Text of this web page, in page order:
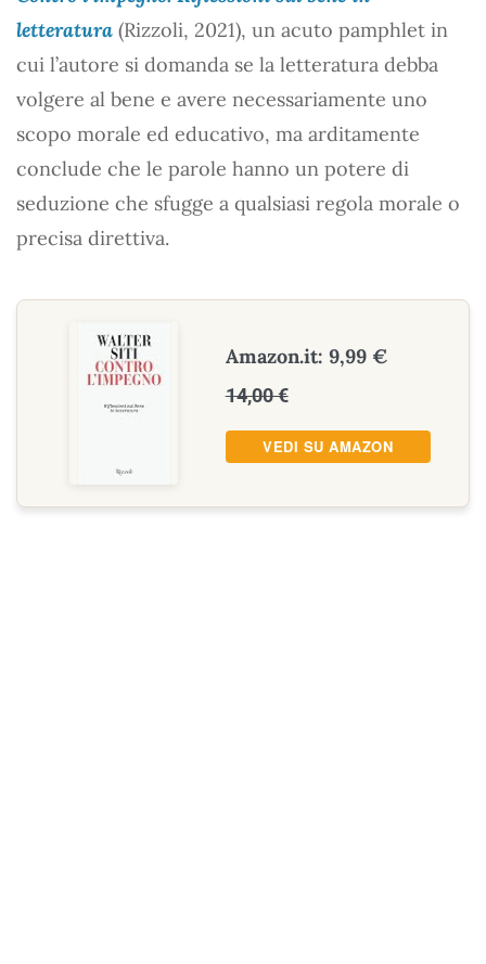
letteratura (Rizzoli, 2021), un acuto pamphlet in
cui l’autore si domanda se la letteratura debba
volgere al bene e avere necessariamente uno
scopo morale ed educativo, ma arditamente
conclude che le parole hanno un potere di
seduzione che sfugge a qualsiasi regola morale o
precisa direttiva.
Amazon.it: 9,99 €
14,00 €
VEDI SU AMAZON